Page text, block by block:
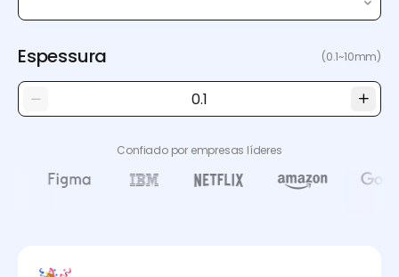
Espessura (0.1~10mm)
Confiado por empresas líderes